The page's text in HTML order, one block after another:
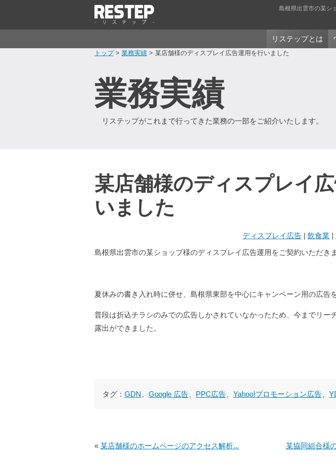
島根県出雲市の某シ
リステップとは
トップ> 業務実績 > 某店舗様のディスプレイ広告運用を行いました
業務実績
リステップがこれまで行ってきた業務の一部をご紹介いたします。
某店舗様のディスプレイ
いました
ディスプレイ広告| 飲食業 |
島根県出雲市の某ショップ様のディスプレイ広告運用をご契約いただきま
夏休みの書き入れ時に併せ、島根県東部を中心にキャンペーン用の広告
普段は折込チラシのみでの広告しかされていなかったため、今までリー
露出ができました。
タグ： GDN Google 広告 PPC広告 Yahoo!プロモーション広告
« 某店舗様のホームページのアクセス解析... 某協同組合様